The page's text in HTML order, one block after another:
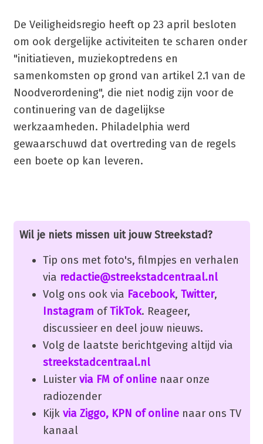
De Veiligheidsregio heeft op 23 april besloten
om ook dergelijke activiteiten te scharen onder
"initiatieven, muziekoptredens en
samenkomsten op grond van artikel 2.1 van de
Noodverordening", die niet nodig zijn voor de
continuering van de dagelijkse
werkzaamheden. Philadelphia werd
gewaarschuwd dat overtreding van de regels
een boete op kan leveren.
Wil je niets missen uit jouw Streekstad?
Tip ons met foto's, filmpjes en verhalen
via redactie@streekstadcentraal.nl
Volg ons ook via Facebook, Twitter,
Instagram ofTikTok. Reageer,
discussieer en deel jouw nieuws.
Volg de laatste berichtgeving altijd via
streekstadcentraal.nl
Luister via FM of onlinenaar onze
radiozender
Kijk via Ziggo, KPN of onlinenaar ons TV
kanaal